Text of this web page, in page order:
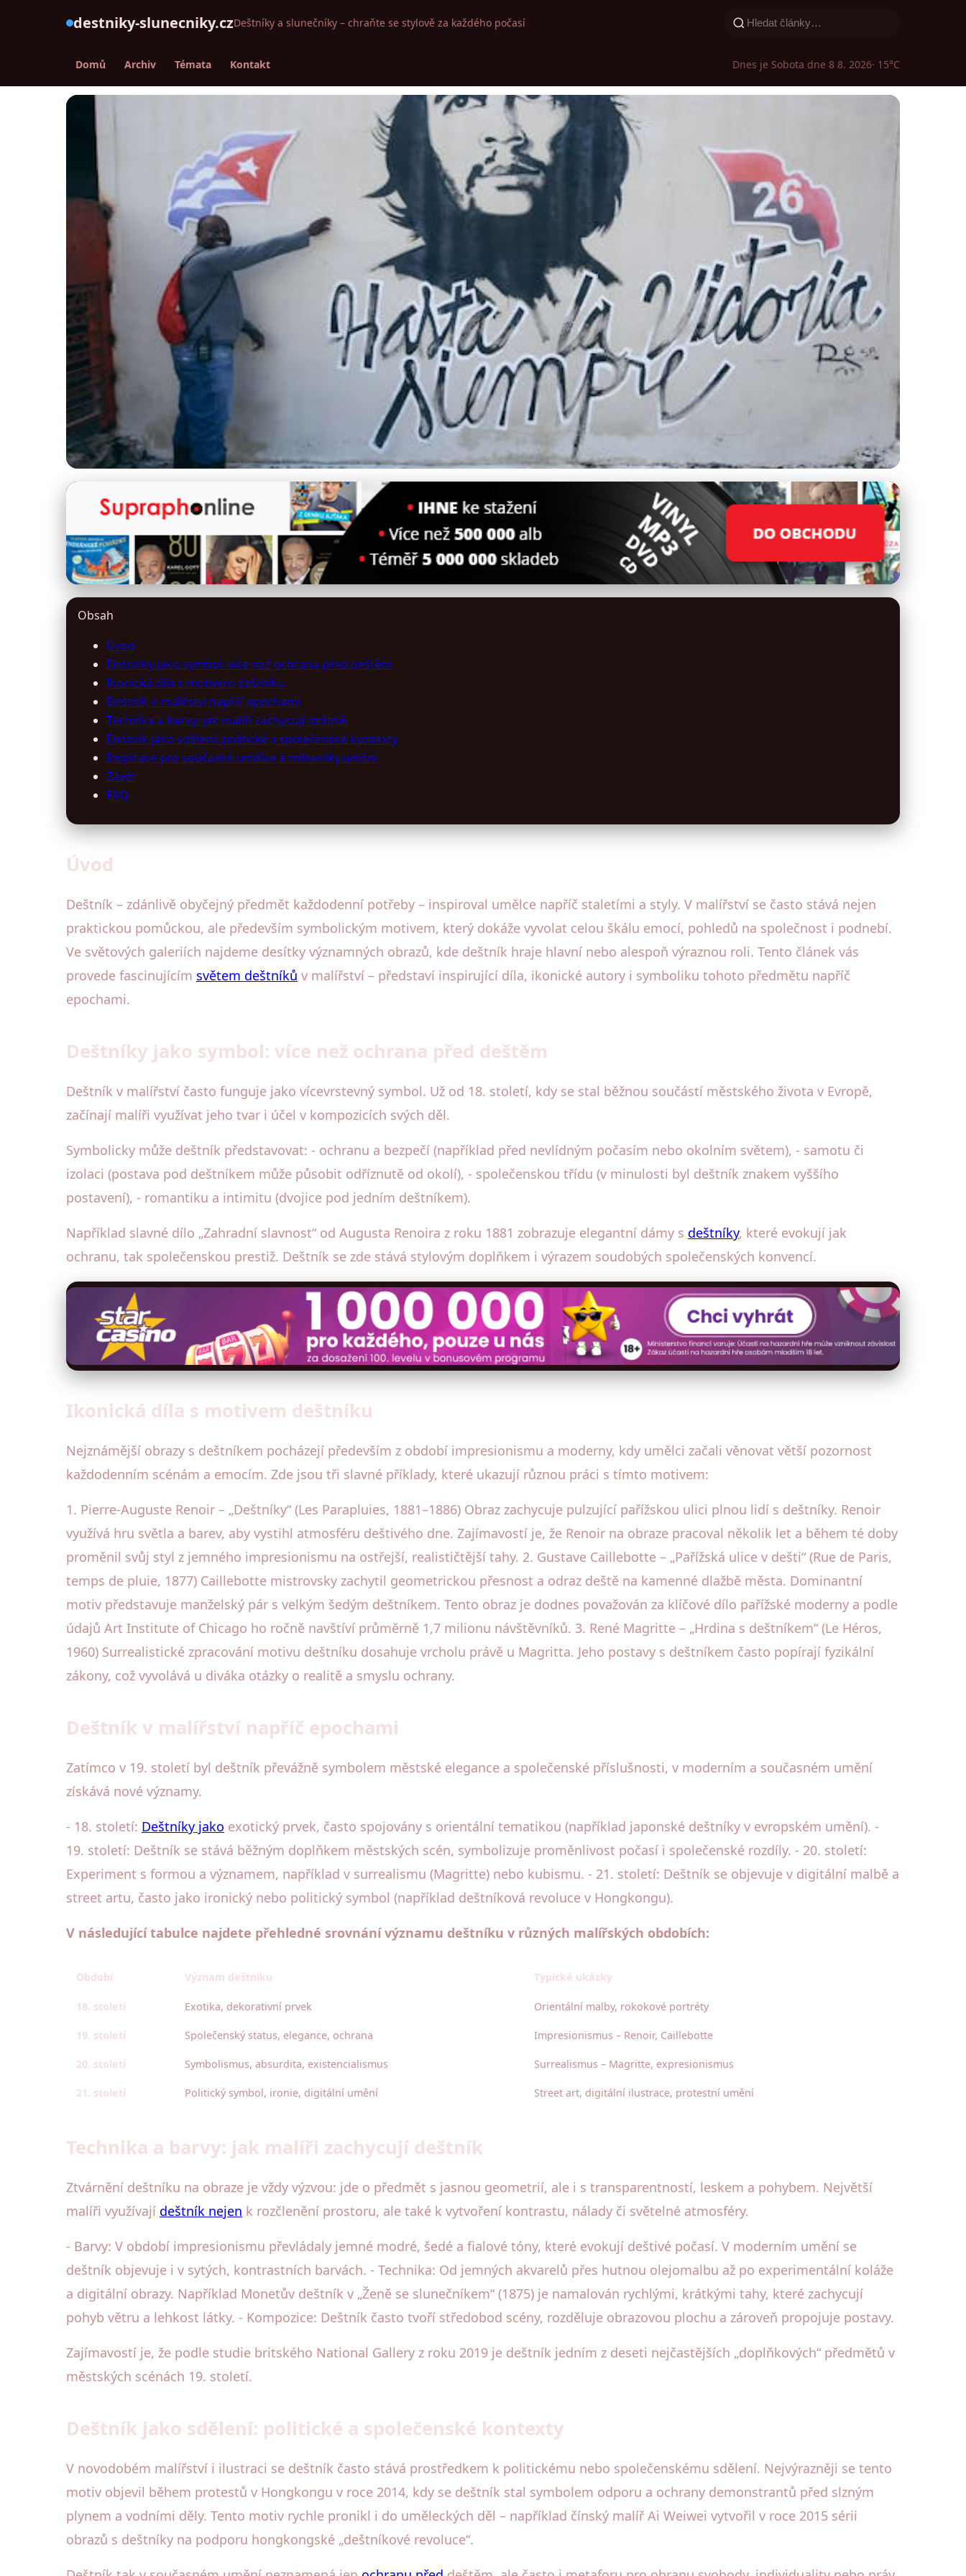
destniky-slunecniky.czDeštníky a slunečníky – chraňte se stylově za každého počasí
Domů Archiv Témata Kontakt Dnes je Sobota dne 8 8. 2026· 15°C
Deštník v Umění: Od Symbolu Elegance po Politickou Ikonu
1. 3. 2026· 10 min čtení · Autor: Kristýna Jelínková
Obsah
Úvod
Deštníky jako symbol: více než ochrana před deštěm
Ikonická díla s motivem deštníku
Deštník v malířství napříč epochami
Technika a barvy: jak malíři zachycují deštník
Deštník jako sdělení: politické a společenské kontexty
Inspirace pro současné umělce a milovníky umění
Závěr
FAQ
Úvod
Deštník – zdánlivě obyčejný předmět každodenní potřeby – inspiroval umělce napříč staletími a styly. V malířství se často stává nejen
praktickou pomůckou, ale především symbolickým motivem, který dokáže vyvolat celou škálu emocí, pohledů na společnost i podnebí.
Ve světových galeriích najdeme desítky významných obrazů, kde deštník hraje hlavní nebo alespoň výraznou roli. Tento článek vás
provede fascinujícím světem deštníků v malířství – představí inspirující díla, ikonické autory i symboliku tohoto předmětu napříč
epochami.
Deštníky jako symbol: více než ochrana před deštěm
Deštník v malířství často funguje jako vícevrstevný symbol. Už od 18. století, kdy se stal běžnou součástí městského života v Evropě,
začínají malíři využívat jeho tvar i účel v kompozicích svých děl.
Symbolicky může deštník představovat: - ochranu a bezpečí (například před nevlídným počasím nebo okolním světem), - samotu či
izolaci (postava pod deštníkem může působit odříznutě od okolí), - společenskou třídu (v minulosti byl deštník znakem vyššího
postavení), - romantiku a intimitu (dvojice pod jedním deštníkem).
Například slavné dílo „Zahradní slavnost“ od Augusta Renoira z roku 1881 zobrazuje elegantní dámy s deštníky, které evokují jak
ochranu, tak společenskou prestiž. Deštník se zde stává stylovým doplňkem i výrazem soudobých společenských konvencí.
Ikonická díla s motivem deštníku
Nejznámější obrazy s deštníkem pocházejí především z období impresionismu a moderny, kdy umělci začali věnovat větší pozornost
každodenním scénám a emocím. Zde jsou tři slavné příklady, které ukazují různou práci s tímto motivem:
1. Pierre-Auguste Renoir – „Deštníky“ (Les Parapluies, 1881–1886) Obraz zachycuje pulzující pařížskou ulici plnou lidí s deštníky. Renoir
využívá hru světla a barev, aby vystihl atmosféru deštivého dne. Zajímavostí je, že Renoir na obraze pracoval několik let a během té doby
proměnil svůj styl z jemného impresionismu na ostřejší, realističtější tahy. 2. Gustave Caillebotte – „Pařížská ulice v dešti“ (Rue de Paris,
temps de pluie, 1877) Caillebotte mistrovsky zachytil geometrickou přesnost a odraz deště na kamenné dlažbě města. Dominantní
motiv představuje manželský pár s velkým šedým deštníkem. Tento obraz je dodnes považován za klíčové dílo pařížské moderny a podle
údajů Art Institute of Chicago ho ročně navštíví průměrně 1,7 milionu návštěvníků. 3. René Magritte – „Hrdina s deštníkem“ (Le Héros,
1960) Surrealistické zpracování motivu deštníku dosahuje vrcholu právě u Magritta. Jeho postavy s deštníkem často popírají fyzikální
zákony, což vyvolává u diváka otázky o realitě a smyslu ochrany.
Deštník v malířství napříč epochami
Zatímco v 19. století byl deštník převážně symbolem městské elegance a společenské příslušnosti, v moderním a současném umění
získává nové významy.
- 18. století: Deštníky jako exotický prvek, často spojovány s orientální tematikou (například japonské deštníky v evropském umění). -
19. století: Deštník se stává běžným doplňkem městských scén, symbolizuje proměnlivost počasí i společenské rozdíly. - 20. století:
Experiment s formou a významem, například v surrealismu (Magritte) nebo kubismu. - 21. století: Deštník se objevuje v digitální malbě a
street artu, často jako ironický nebo politický symbol (například deštníková revoluce v Hongkongu).
V následující tabulce najdete přehledné srovnání významu deštníku v různých malířských obdobích:
Období Význam deštníku Typické ukázky
18. století Exotika, dekorativní prvek Orientální malby, rokokové portréty
19. století Společenský status, elegance, ochrana Impresionismus – Renoir, Caillebotte
20. století Symbolismus, absurdita, existencialismus Surrealismus – Magritte, expresionismus
21. století Politický symbol, ironie, digitální umění Street art, digitální ilustrace, protestní umění
Technika a barvy: jak malíři zachycují deštník
Ztvárnění deštníku na obraze je vždy výzvou: jde o předmět s jasnou geometrií, ale i s transparentností, leskem a pohybem. Největší
malíři využívají deštník nejen k rozčlenění prostoru, ale také k vytvoření kontrastu, nálady či světelné atmosféry.
- Barvy: V období impresionismu převládaly jemné modré, šedé a fialové tóny, které evokují deštivé počasí. V moderním umění se
deštník objevuje i v sytých, kontrastních barvách. - Technika: Od jemných akvarelů přes hutnou olejomalbu až po experimentální koláže
a digitální obrazy. Například Monetův deštník v „Ženě se slunečníkem“ (1875) je namalován rychlými, krátkými tahy, které zachycují
pohyb větru a lehkost látky. - Kompozice: Deštník často tvoří středobod scény, rozděluje obrazovou plochu a zároveň propojuje postavy.
Zajímavostí je, že podle studie britského National Gallery z roku 2019 je deštník jedním z deseti nejčastějších „doplňkových“ předmětů v
městských scénách 19. století.
Deštník jako sdělení: politické a společenské kontexty
V novodobém malířství i ilustraci se deštník často stává prostředkem k politickému nebo společenskému sdělení. Nejvýrazněji se tento
motiv objevil během protestů v Hongkongu v roce 2014, kdy se deštník stal symbolem odporu a ochrany demonstrantů před slzným
plynem a vodními děly. Tento motiv rychle pronikl i do uměleckých děl – například čínský malíř Ai Weiwei vytvořil v roce 2015 sérii
obrazů s deštníky na podporu hongkongské „deštníkové revoluce“.